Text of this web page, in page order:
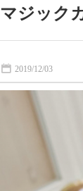
マジック
2019/12/03